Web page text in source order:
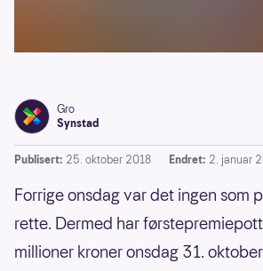
Gro
Synstad
Publisert: 25. oktober 2018 Endret: 2. januar
Forrige onsdag var det ingen som
rette. Dermed har
millioner kroner onsdag 31.